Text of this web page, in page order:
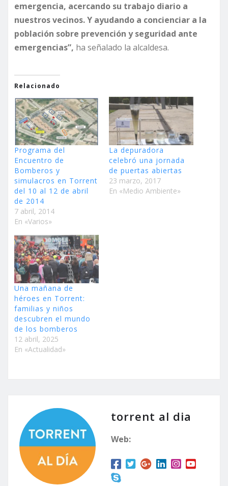
emergencia, acercando su trabajo diario a
nuestros vecinos. Y ayudando a concienciar a la
población sobre prevención y seguridad ante
emergencias”, ha señalado la alcaldesa.
Relacionado
Programa del
Encuentro de
Bomberos y
simulacros en Torrent
del 10 al 12 de abril
de 2014
7 abril, 2014
En «Varios»
La depuradora
celebró una jornada
de puertas abiertas
23 marzo, 2017
En «Medio Ambiente»
Una mañana de
héroes en Torrent:
familias y niños
descubren el mundo
de los bomberos
12 abril, 2025
En «Actualidad»
torrent al dia
Web: